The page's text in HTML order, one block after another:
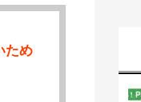
ため